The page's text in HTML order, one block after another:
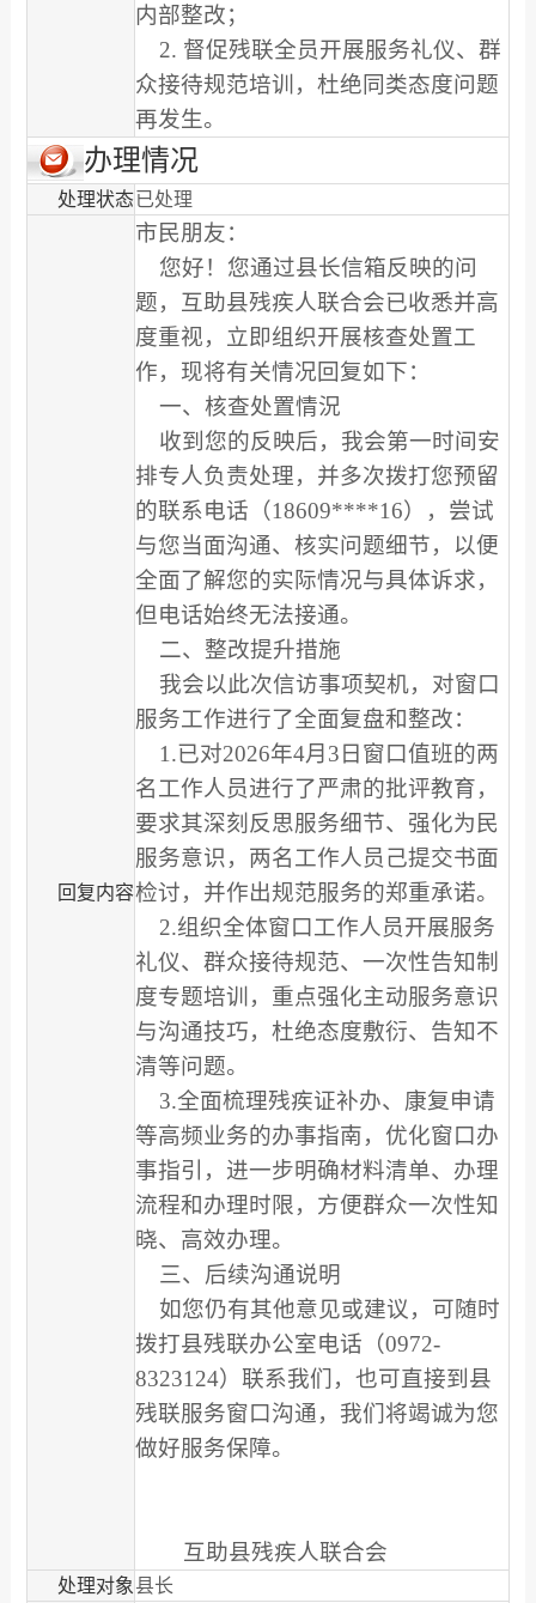
内部整改；
2. 督促残联全员开展服务礼仪、群
众接待规范培训，杜绝同类态度问题
再发生。
办理情况
处理状态已处理
回复内容
市民朋友：
您好！您通过县长信箱反映的问
题，互助县残疾人联合会已收悉并高
度重视，立即组织开展核查处置工
作，现将有关情况回复如下：
一、核查处置情況
收到您的反映后，我会第一时间安
排专人负责处理，并多次拨打您预留
的联系电话（18609****16），尝试
与您当面沟通、核实问题细节，以便
全面了解您的实际情况与具体诉求，
但电话始终无法接通。
二、整改提升措施
我会以此次信访事项契机，对窗口
服务工作进行了全面复盘和整改：
1.已对2026年4月3日窗口值班的两
名工作人员进行了严肃的批评教育，
要求其深刻反思服务细节、强化为民
服务意识，两名工作人员己提交书面
检讨，并作出规范服务的郑重承诺。
2.组织全体窗口工作人员开展服务
礼仪、群众接待规范、一次性告知制
度专题培训，重点强化主动服务意识
与沟通技巧，杜绝态度敷衍、告知不
清等问题。
3.全面梳理残疾证补办、康复申请
等高频业务的办事指南，优化窗口办
事指引，进一步明确材料清单、办理
流程和办理时限，方便群众一次性知
晓、高效办理。
三、后续沟通说明
如您仍有其他意见或建议，可随时
拨打县残联办公室电话（0972-
8323124）联系我们，也可直接到县
残联服务窗口沟通，我们将竭诚为您
做好服务保障。
互助县残疾人联合会
处理对象 县长